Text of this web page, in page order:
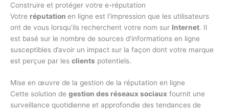
Construire et protéger votre e-réputation
Votre réputation en ligne est l’impression que les utilisateurs
ont de vous lorsqu’ils recherchent votre nom sur Internet. Il
est basé sur le nombre de sources d’informations en ligne
susceptibles d’avoir un impact sur la façon dont votre marque
est perçue par les clients potentiels.
Mise en œuvre de la gestion de la réputation en ligne
Cette solution de gestion des réseaux sociaux fournit une
surveillance quotidienne et approfondie des tendances de